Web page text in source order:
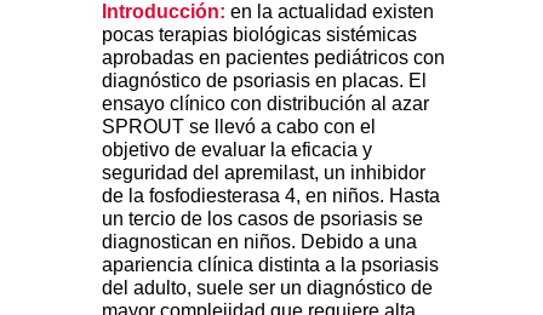
Introducción: en la actualidad existen
pocas terapias biológicas sistémicas
aprobadas en pacientes pediátricos con
diagnóstico de psoriasis en placas. El
ensayo clínico con distribución al azar
SPROUT se llevó a cabo con el
objetivo de evaluar la eficacia y
seguridad del apremilast, un inhibidor
de la fosfodiesterasa 4, en niños. Hasta
un tercio de los casos de psoriasis se
diagnostican en niños. Debido a una
apariencia clínica distinta a la psoriasis
del adulto, suele ser un diagnóstico de
mayor complejidad que requiere alta